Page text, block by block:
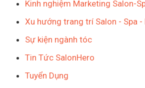
Kinh nghiệm Marketing Salon-
Xu hướng trang trí Salon - Spa -
Sự kiện ngành tóc
Tin Tức SalonHero
Tuyển Dụng